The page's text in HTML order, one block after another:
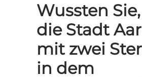
Wussten
die Stadt
mit zwei
in dem